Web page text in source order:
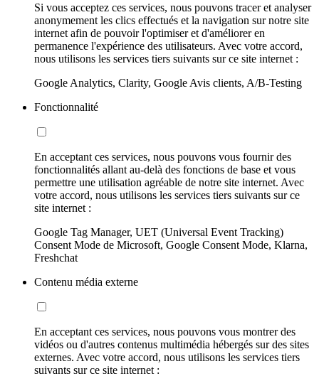
Si vous acceptez ces services, nous pouvons tracer et analyser
anonymement les clics effectués et la navigation sur notre site
internet afin de pouvoir l'optimiser et d'améliorer en
permanence l'expérience des utilisateurs. Avec votre accord,
nous utilisons les services tiers suivants sur ce site internet :
Google Analytics, Clarity, Google Avis clients, A/B-Testing
Fonctionnalité
En acceptant ces services, nous pouvons vous fournir des
fonctionnalités allant au-delà des fonctions de base et vous
permettre une utilisation agréable de notre site internet. Avec
votre accord, nous utilisons les services tiers suivants sur ce
site internet :
Google Tag Manager, UET (Universal Event Tracking)
Consent Mode de Microsoft, Google Consent Mode, Klarna,
Freshchat
Contenu média externe
En acceptant ces services, nous pouvons vous montrer des
vidéos ou d'autres contenus multimédia hébergés sur des sites
externes. Avec votre accord, nous utilisons les services tiers
suivants sur ce site internet :